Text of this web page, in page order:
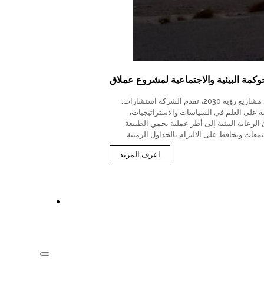
البيئية والاجتماعية لمشروع عملاق
.لدعم تسارع مشاريع رؤية 2030، تقدم الشركة استشارات
على العلم في السياسات والاستراتيجيات،
البيئية إلى أطر عملية تحمي الطبيعة
وتحافظ على الالتزام بالجداول الزمنية
اعرف المزيد